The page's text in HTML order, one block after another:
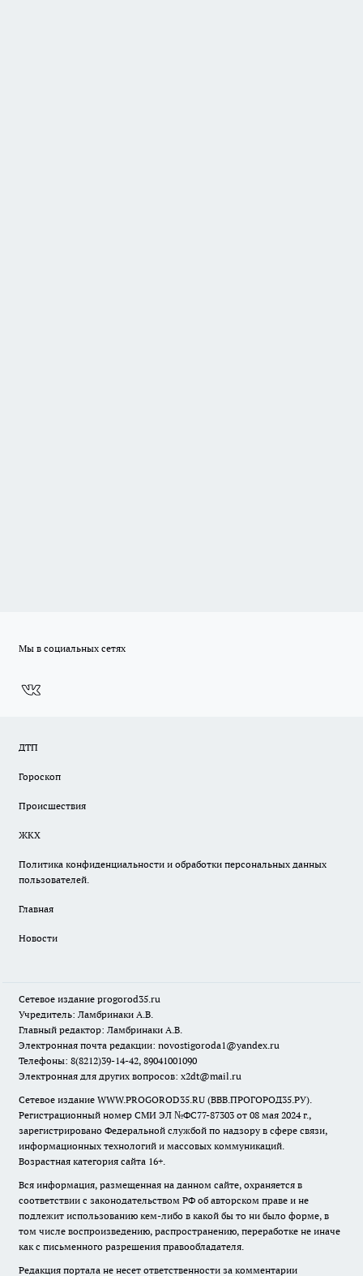
Мы в социальных сетях
ДТП
Гороскоп
Происшествия
ЖКХ
Политика конфиденциальности и обработки персональных данных
пользователей.
Главная
Новости
Сетевое издание progorod35.ru
Учредитель: Ламбринаки А.В.
Главный редактор: Ламбринаки А.В.
Электронная почта редакции: novostigoroda1@yandex.ru
Телефоны: 8(8212)39-14-42, 89041001090
Электронная для других вопросов: x2dt@mail.ru
Сетевое издание WWW.PROGOROD35.RU (ВВВ.ПРОГОРОД35.РУ).
Регистрационный номер СМИ ЭЛ №ФС77-87303 от 08 мая 2024 г.,
зарегистрировано Федеральной службой по надзору в сфере связи,
информационных технологий и массовых коммуникаций.
Возрастная категория сайта 16+.
Вся информация, размещенная на данном сайте, охраняется в
соответствии с законодательством РФ об авторском праве и не
подлежит использованию кем-либо в какой бы то ни было форме, в
том числе воспроизведению, распространению, переработке не иначе
как с письменного разрешения правообладателя.
Редакция портала не несет ответственности за комментарии